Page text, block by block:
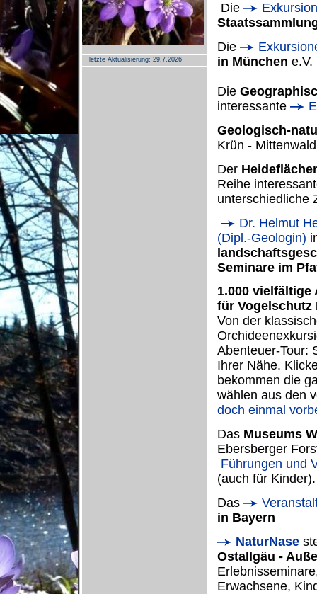
Die
Die
in München e.V.
Die
interessante
Geologisch-
Krün -
Der
Reihe
unterschiedliche
Dr. Helmut
(Dipl.-Geologin)
Seminare im
1.000
für Vogelschutz
Von der
Abenteuer-Tour:
Ihrer Nähe.
bekommen die
wählen aus den
doch einmal
Das Museums
Ebersberger
Führungen und
(auch für Kinder).
Das
in Bayern
NaturNase
Ostallgäu -
Erwachsene,
letzte Aktualisierung:29.7.2026